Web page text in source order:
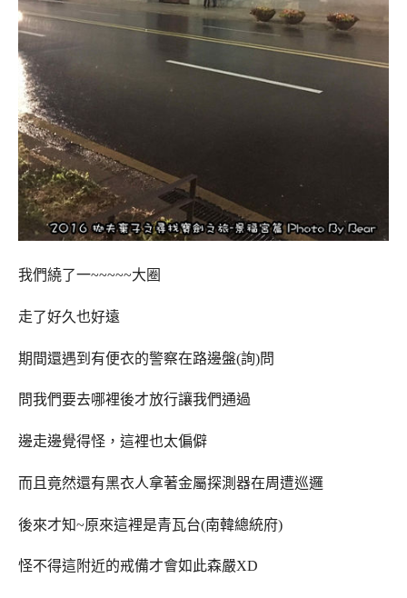
我們繞了一~~~~~大圈
走了好久也好遠
期間還遇到有便衣的警察在路邊盤(詢)問
問我們要去哪裡後才放行讓我們通過
邊走邊覺得怪，這裡也太偏僻
而且竟然還有黑衣人拿著金屬探測器在周遭巡邏
後來才知~原來這裡是青瓦台(南韓總統府)
怪不得這附近的戒備才會如此森嚴XD